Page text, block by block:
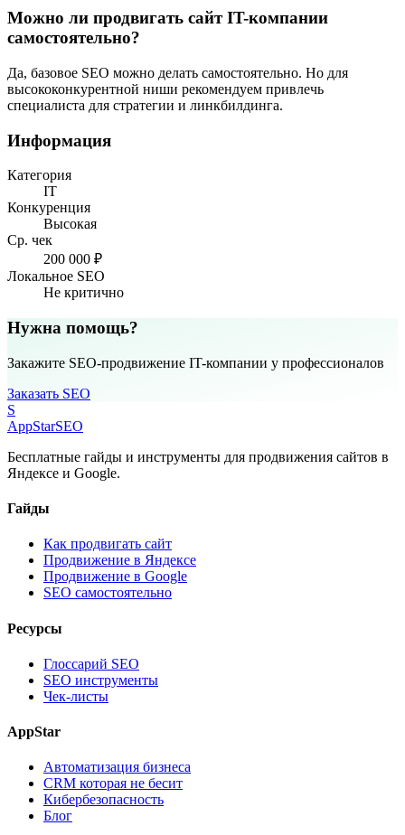
Можно ли продвигать сайт IT-компании
самостоятельно?
Да, базовое SEO можно делать самостоятельно. Но для
высококонкурентной ниши рекомендуем привлечь
специалиста для стратегии и линкбилдинга.
Информация
Категория
IT
Конкуренция
Высокая
Ср. чек
200 000 ₽
Локальное SEO
Не критично
Нужна помощь?
Закажите SEO-продвижение IT-компании у профессионалов
Заказать SEO
S
AppStarSEO
Бесплатные гайды и инструменты для продвижения сайтов в
Яндексе и Google.
Гайды
Как продвигать сайт
Продвижение в Яндексе
Продвижение в Google
SEO самостоятельно
Ресурсы
Глоссарий SEO
SEO инструменты
Чек-листы
AppStar
Автоматизация бизнеса
CRM которая не бесит
Кибербезопасность
Блог